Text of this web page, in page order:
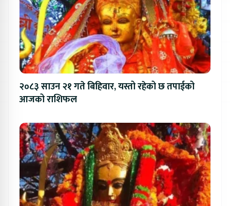
२०८३ साउन २१ गते बिहिवार, यस्तो रहेको छ तपाईको
आजको राशिफल